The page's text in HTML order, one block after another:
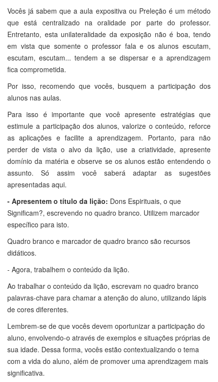
Vocês já sabem que a aula expositiva ou Preleção é um método
que está centralizado na oralidade por parte do professor.
Entretanto, esta unilateralidade da exposição não é boa, tendo
em vista que somente o professor fala e os alunos escutam,
escutam, escutam... tendem a se dispersar e a aprendizagem
fica comprometida.
Por isso, recomendo que vocês, busquem a participação dos
alunos nas aulas.
Para isso é importante que você apresente estratégias que
estimule a participação dos alunos, valorize o conteúdo, reforce
as aplicações e facilite a aprendizagem. Portanto, para não
perder de vista o alvo da lição, use a criatividade, apresente
domínio da matéria e observe se os alunos estão entendendo o
assunto. Só assim você saberá adaptar as sugestões
apresentadas aqui.
- Apresentem o título da lição: Dons Espirituais, o que
Significam?, escrevendo no quadro branco. Utilizem marcador
específico para isto.
Quadro branco e marcador de quadro branco são recursos
didáticos.
- Agora, trabalhem o conteúdo da lição.
Ao trabalhar o conteúdo da lição, escrevam no quadro branco
palavras-chave para chamar a atenção do aluno, utilizando lápis
de cores diferentes.
Lembrem-se de que vocês devem oportunizar a participação do
aluno, envolvendo-o através de exemplos e situações próprias de
sua idade. Dessa forma, vocês estão contextualizando o tema
com a vida do aluno, além de promover uma aprendizagem mais
significativa.